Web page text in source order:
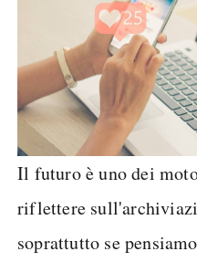
Il futuro è uno dei
riflettere
soprattutto se